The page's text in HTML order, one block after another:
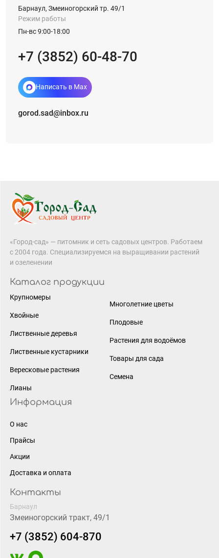
Барнаул, Змеиногорский тр. 49/1
Режим работы
Пн-вс 9:00-18:00
+7 (3852) 60-48-70
Написать в Max
gorod.sad@inbox.ru
«Город-сад» — питомник и сеть садовых центров. Работаем
с 2004 года. Специализируемся на выращивании растений
и озеленении
Каталог продукции
Крупномеры
Хвойные
Лиственные деревья
Лиственные кустарники
Вересковые растения
Лианы
Многолетние цветы
Плодовые
Растения для водоёмов
Товары для сада
Семена
Информация
О нас
Прайсы
Акции
Доставка и оплата
Контакты
Барнаул
Змеиногорский тракт, 49/1
+7 (3852) 604-870